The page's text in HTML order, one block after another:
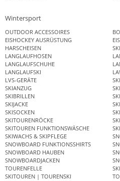
Wintersport
OUTDOOR ACCESSOIRES
EISHOCKEY AUSRÜSTUNG
HARSCHEISEN
LANGLAUFHOSEN
LANGLAUFSCHUHE
LANGLAUFSKI
LVS-GERÄTE
SKIANZUG
SKIBRILLEN
SKIJACKE
SKISOCKEN
SKITOURENRÖCKE
SKITOUREN FUNKTIONSWÄSCHE
SKIWACHS & SKIPFLEGE
SNOWBOARD FUNKTIONSSHIRTS
SNOWBOARD HAUBEN
SNOWBOARDJACKEN
TOURENFELLE
SKITOUREN | TOURENSKI